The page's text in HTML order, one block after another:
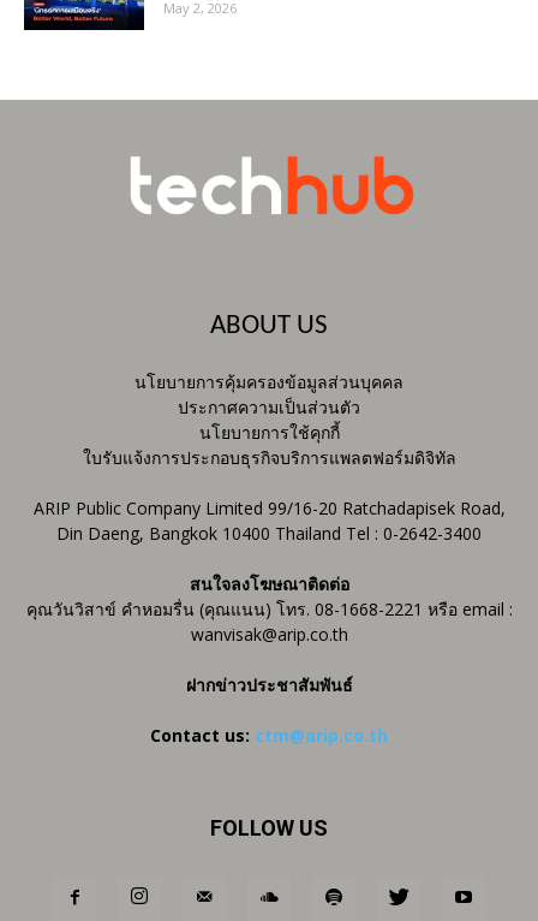
May 2, 2026
ABOUT US
นโยบายการคุ้มครองข้อมูลส่วนบุคคล
ประกาศความเป็นส่วนตัว
นโยบายการใช้คุกกี้
ใบรับแจ้งการประกอบธุรกิจบริการแพลตฟอร์มดิจิทัล
ARIP Public Company Limited 99/16-20 Ratchadapisek Road,
Din Daeng, Bangkok 10400 Thailand Tel : 0-2642-3400
สนใจลงโฆษณาติดต่อ
คุณวันวิสาข์ คำหอมรื่น (คุณแนน) โทร. 08-1668-2221 หรือ email :
wanvisak@arip.co.th
ฝากข่าวประชาสัมพันธ์
Contact us: ctm@arip.co.th
FOLLOW US